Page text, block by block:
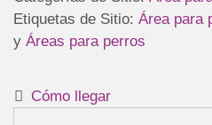
Etiquetas de Sitio: Área para
y Áreas para perros
Cómo llegar